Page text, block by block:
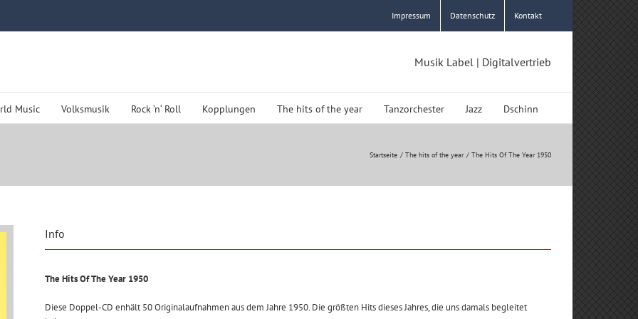
Impressum Datenschutz Kontakt
Musik Label | Digitalvertrieb
Music Volksmusik Rock ’n‘ Roll Kopplungen The hits of the year Tanzorchester Jazz Dschinn
Startseite The hits of the year The Hits Of The Year 1950
Info
The Hits Of The Year 1950
Diese Doppel-CD enhält 50 Originalaufnahmen aus dem Jahre 1950. Die größten Hits dieses Jahres, die uns damals begleitet